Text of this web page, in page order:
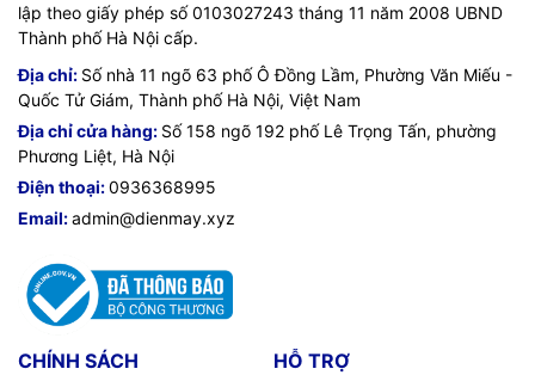
lập theo giấy phép số 0103027243 tháng 11 năm 2008 UBND
Thành phố Hà Nội cấp.
Địa chỉ: Số nhà 11 ngõ 63 phố Ô Đồng Lầm, Phường Văn Miếu -
Quốc Tử Giám, Thành phố Hà Nội, Việt Nam
Địa chỉ cửa hàng: Số 158 ngõ 192 phố Lê Trọng Tấn, phường
Phương Liệt, Hà Nội
Điện thoại:0936368995
Email:admin@dienmay.xyz
CHÍNH SÁCH HỖ TRỢ